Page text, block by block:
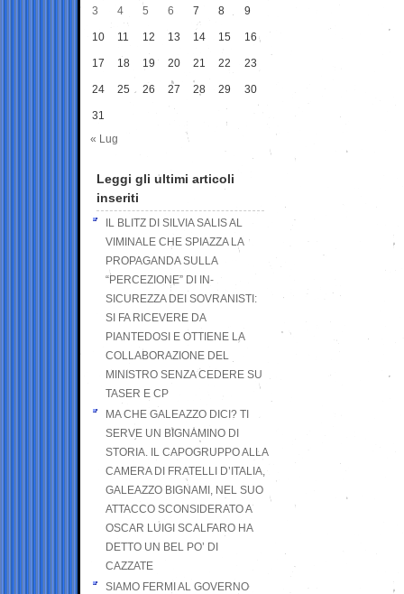
3 4 5 6 7 8 9
10 11 12 13 14 15 16
17 18 19 20 21 22 23
24 25 26 27 28 29 30
31
« Lug
Leggi gli ultimi articoli
inseriti
IL BLITZ DI SILVIA SALIS AL
VIMINALE CHE SPIAZZA LA
PROPAGANDA SULLA
“PERCEZIONE” DI IN-
SICUREZZA DEI SOVRANISTI:
SI FA RICEVERE DA
PIANTEDOSI E OTTIENE LA
COLLABORAZIONE DEL
MINISTRO SENZA CEDERE SU
TASER E CP
MA CHE GALEAZZO DICI? TI
SERVE UN BIGNAMINO DI
STORIA. IL CAPOGRUPPO ALLA
CAMERA DI FRATELLI D’ITALIA,
GALEAZZO BIGNAMI, NEL SUO
ATTACCO SCONSIDERATO A
OSCAR LUIGI SCALFARO HA
DETTO UN BEL PO’ DI
CAZZATE
SIAMO FERMI AL GOVERNO